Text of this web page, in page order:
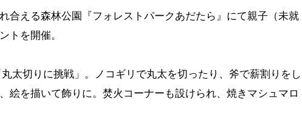
合える森林公園『フォレストパークあだたら』にて親子（未就
トを開催。
太切りに挑戦」。ノコギリで丸太を切ったり、斧で薪割りをし
絵を描いて飾りに。焚火コーナーも設けられ、焼きマシュマロ